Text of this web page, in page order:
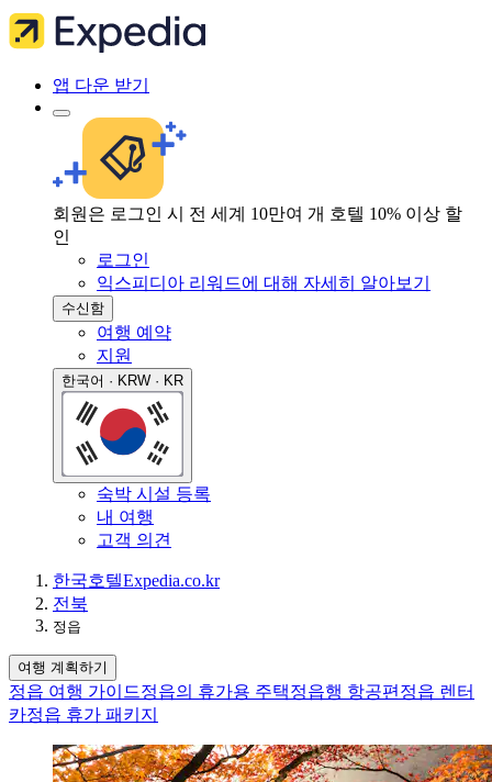
앱 다운 받기
회원은 로그인 시 전 세계 10만여 개 호텔 10% 이상 할
인
로그인
익스피디아 리워드에 대해 자세히 알아보기
수신함
여행 예약
지원
한국어 · KRW · KR
숙박 시설 등록
내 여행
고객 의견
한국호텔Expedia.co.kr
전북
정읍
여행 계획하기
정읍 여행 가이드정읍의 휴가용 주택정읍행 항공편 정읍 렌터
카정읍 휴가 패키지